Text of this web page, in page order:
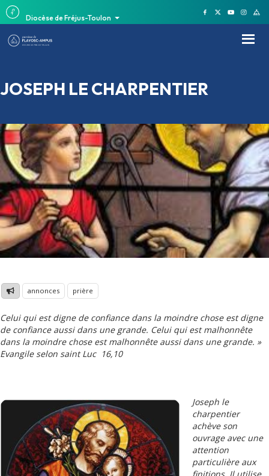
Diocèse de Fréjus-Toulon
JOSEPH LE CHARPENTIER
annonces prière
Celui qui est digne de confiance dans la moindre chose est digne
de confiance aussi dans une grande. Celui qui est malhonnête
dans la moindre chose est malhonnête aussi dans une grande. »
Evangile selon saint Luc 16,10
Joseph le
charpentier
achève son
ouvrage avec une
attention
particulière aux